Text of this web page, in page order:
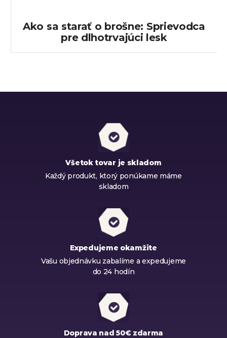
Ako sa starať o brošne: Sprievodca
pre dlhotrvajúci lesk
Všetok tovar je skladom
Každý produkt, ktorý ponúkame máme
skladom
Expedujeme okamžite
Vašu objednávku zabalíme a expedujeme
do 24 hodín
Doprava nad 50€ zdarma